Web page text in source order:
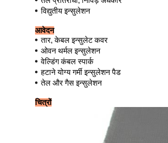
विद्युतीय इन्सुलेशन
आवेदन
तार, केबल इन्सुलेट कवर
ओवन थर्मल इन्सुलेशन
वेल्डिंग कंबल स्पार्क
हटाने योग्य गर्मी इन्सुलेशन पैड
तेल और गैस इन्सुलेशन
चित्रों